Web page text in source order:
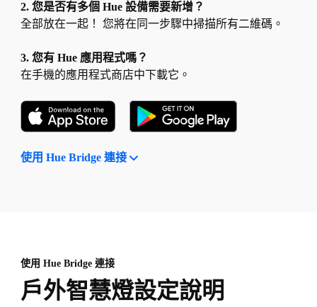
2. 您是否有多個 Hue 設備需要新增？
全部放在一起！ 您將在同一步驟中掃描所有二維碼。
3. 您有 Hue 應用程式嗎？
在手機的應用程式商店中下載它。
使用 Hue Bridge 連接
使用 Hue Bridge 連接
戶外智慧燈設定說明